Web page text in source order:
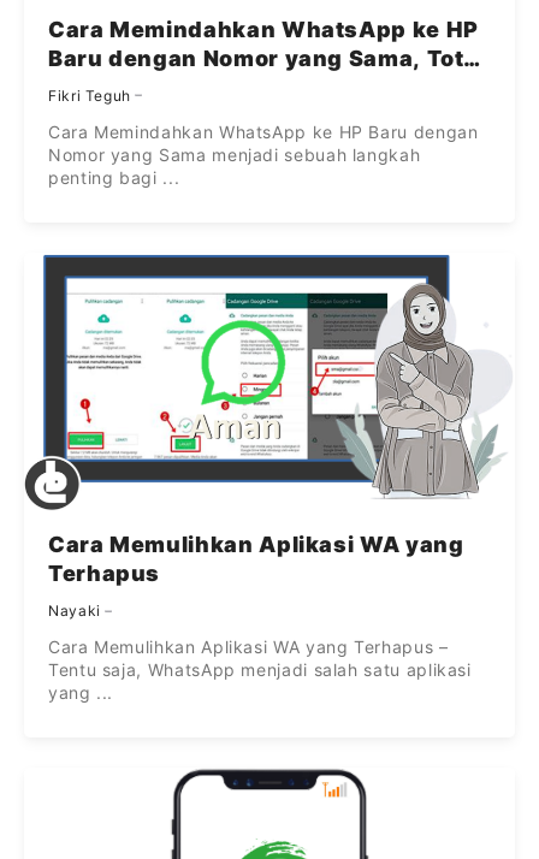
Cara Memindahkan WhatsApp ke HP
Baru dengan Nomor yang Sama, Total
Fix!
Fikri Teguh
Cara Memindahkan WhatsApp ke HP Baru dengan
Nomor yang Sama menjadi sebuah langkah
penting bagi ...
Cara Memulihkan Aplikasi WA yang
Terhapus
Nayaki
Cara Memulihkan Aplikasi WA yang Terhapus –
Tentu saja, WhatsApp menjadi salah satu aplikasi
yang ...